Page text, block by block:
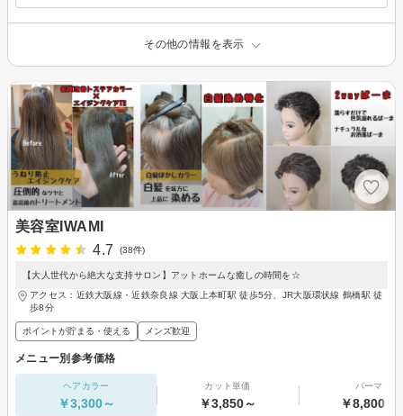
その他の情報を表示
美容室IWAMI
4.7
(38件)
【大人世代から絶大な支持サロン】アットホームな癒しの時間を☆
アクセス：近鉄大阪線・近鉄奈良線 大阪上本町駅 徒歩5分、JR大阪環状線 鶴橋駅 徒
歩8分
ポイントが貯まる・使える メンズ歓迎
メニュー別参考価格
ヘアカラー
￥3,300～
カット単価
￥3,850～
パーマ
￥8,800～